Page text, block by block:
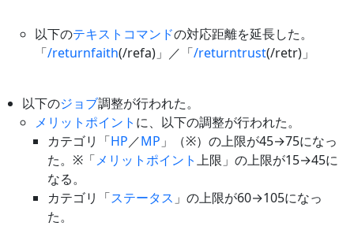
以下のテキストコマンドの対応距離を延長した。
「/returnfaith(/refa)」／「/returntrust(/retr)」
以下のジョブ調整が行われた。
メリットポイント に、以下の調整が行われた。
カテゴリ「HP／MP 」（※）の上限が45→75になっ
た。※「メリットポイント上限」の上限が15→45に
なる。
カテゴリ「ステータス 」の上限が60→105になっ
た。